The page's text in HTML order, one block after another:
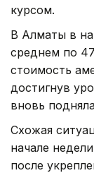
курсом.
В Алматы в
среднем по
стоимость
достигнув
вновь
Схожая
начале
после